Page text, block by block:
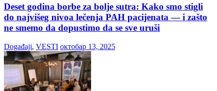
Deset godina borbe za bolje sutra: Kako smo stigli
do najvišeg nivoa lečenja PAH pacijenata — i zašto
ne smemo da dopustimo da se sve uruši
Događaji, VESTI октобар 13, 2025